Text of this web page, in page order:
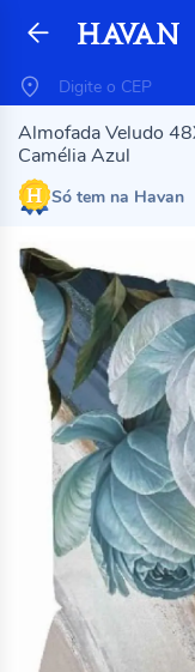
Almofada Veludo
Camélia Azul
Só tem na Havan